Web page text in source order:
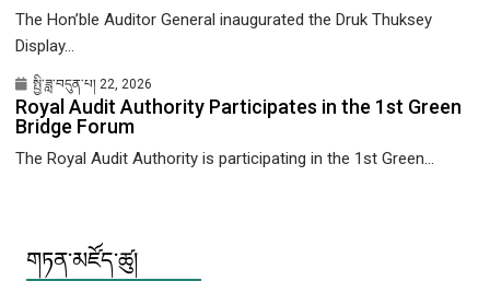
The Hon’ble Auditor General inaugurated the Druk Thuksey
Display...
སྤྱི་ཟླ་བདུན་པ། 22, 2026
Royal Audit Authority Participates in the 1st Green
Bridge Forum
The Royal Audit Authority is participating in the 1st Green...
གཏན་མཛོད་ཚུ།